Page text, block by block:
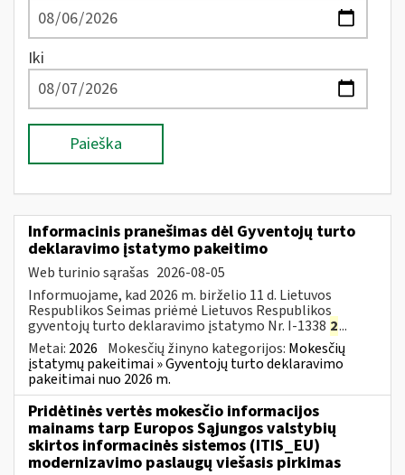
Iki
Paieška
Informacinis pranešimas dėl Gyventojų turto
deklaravimo įstatymo pakeitimo
Web turinio sąrašas 2026-08-05
Informuojame, kad 2026 m. birželio 11 d. Lietuvos
Respublikos Seimas priėmė Lietuvos Respublikos
gyventojų turto deklaravimo įstatymo Nr. I-1338 2...
Metai: 2026 Mokesčių žinyno kategorijos: Mokesčių
įstatymų pakeitimai » Gyventojų turto deklaravimo
pakeitimai nuo 2026 m.
Pridėtinės vertės mokesčio informacijos
mainams tarp Europos Sąjungos valstybių
skirtos informacinės sistemos (ITIS_EU)
modernizavimo paslaugų viešasis pirkimas